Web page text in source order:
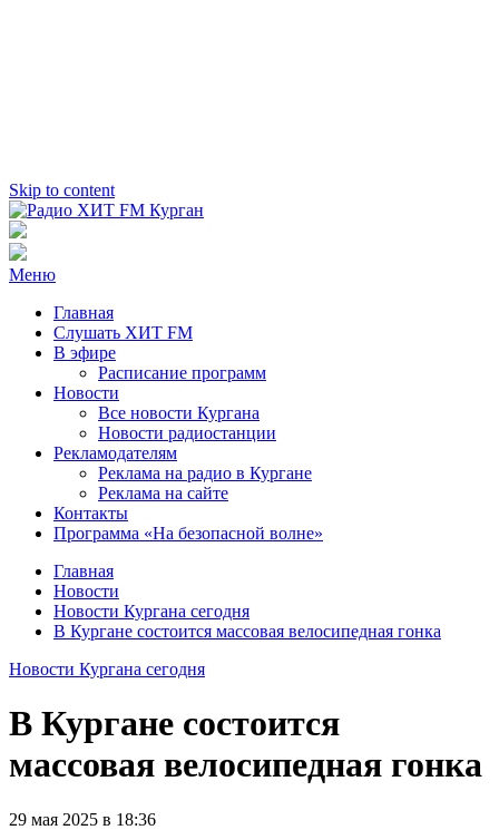
Skip to content
Радио ХИТ FM Курган
103.2 FM
Меню
Главная
Слушать ХИТ FM
В эфире
Расписание программ
Новости
Все новости Кургана
Новости радиостанции
Рекламодателям
Реклама на радио в Кургане
Реклама на сайте
Контакты
Программа «На безопасной волне»
Главная
Новости
Новости Кургана сегодня
В Кургане состоится массовая велосипедная гонка
Новости Кургана сегодня
В Кургане состоится
массовая велосипедная гонка
29 мая 2025 в 18:36